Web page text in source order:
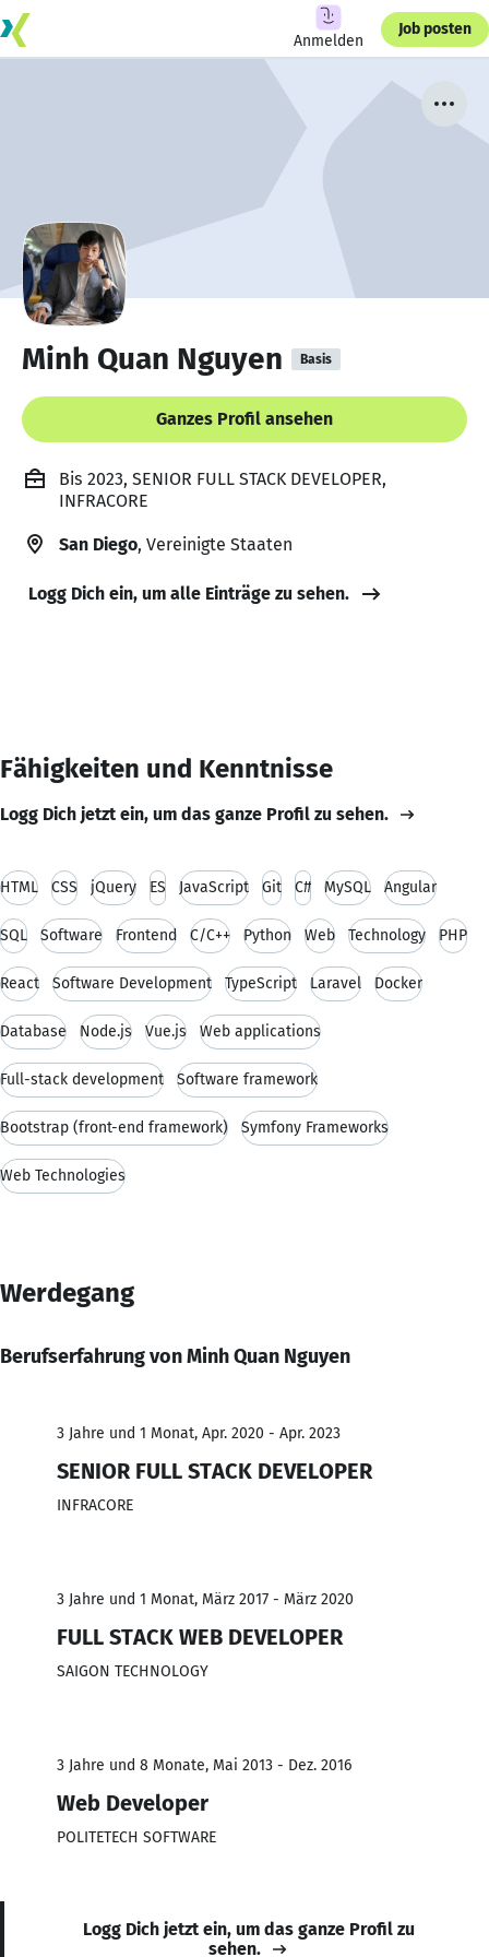
Anmelden
Job posten
Minh Quan Nguyen Basis
Ganzes Profil ansehen
Bis 2023, SENIOR FULL STACK DEVELOPER,
INFRACORE
San Diego, Vereinigte Staaten
Logg Dich ein, um alle Einträge zu sehen.
Fähigkeiten und Kenntnisse
Logg Dich jetzt ein, um das ganze Profil zu sehen.
HTML CSS jQuery ES JavaScript Git C# MySQL Angular
SQL Software Frontend C/C++ Python Web Technology PHP
React Software Development TypeScript Laravel Docker
Database Node.js Vue.js Web applications
Full-stack development Software framework
Bootstrap (front-end framework) Symfony Frameworks
Web Technologies
Werdegang
Berufserfahrung von Minh Quan Nguyen
3 Jahre und 1 Monat, Apr. 2020 - Apr. 2023
SENIOR FULL STACK DEVELOPER
INFRACORE
3 Jahre und 1 Monat, März 2017 - März 2020
FULL STACK WEB DEVELOPER
SAIGON TECHNOLOGY
3 Jahre und 8 Monate, Mai 2013 - Dez. 2016
Web Developer
POLITETECH SOFTWARE
Logg Dich jetzt ein, um das ganze Profil zu
sehen.